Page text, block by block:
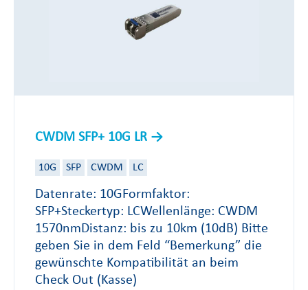
CWDM SFP+ 10G LR
10G SFP CWDM LC
Datenrate: 10GFormfaktor:
SFP+Steckertyp: LCWellenlänge: CWDM
1570nmDistanz: bis zu 10km (10dB) Bitte
geben Sie in dem Feld “Bemerkung” die
gewünschte Kompatibilität an beim
Check Out (Kasse)